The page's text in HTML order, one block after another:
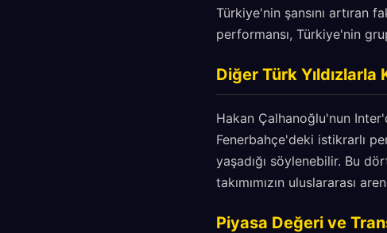
Türkiye'nin şansını artıran
performansı, Türkiye'nin
Diğer Türk Yıldızlarla
Hakan Çalhanoğlu'nun
Fenerbahçe'deki istikrarlı
yaşadığı söylenebilir. Bu
takımımızın uluslararası
Piyasa Değeri ve